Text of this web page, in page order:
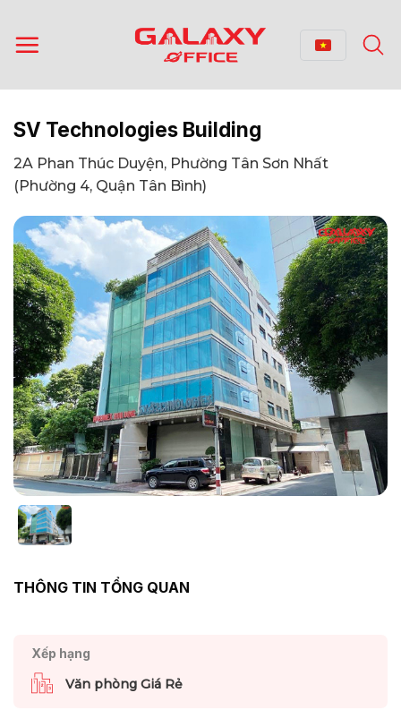
qua
nội
SV Technologies Building
2A Phan Thúc Duyện, Phường Tân Sơn Nhất
(Phường 4, Quận Tân Bình)
THÔNG TIN TỔNG QUAN
Xếp hạng
Văn phòng Giá Rẻ